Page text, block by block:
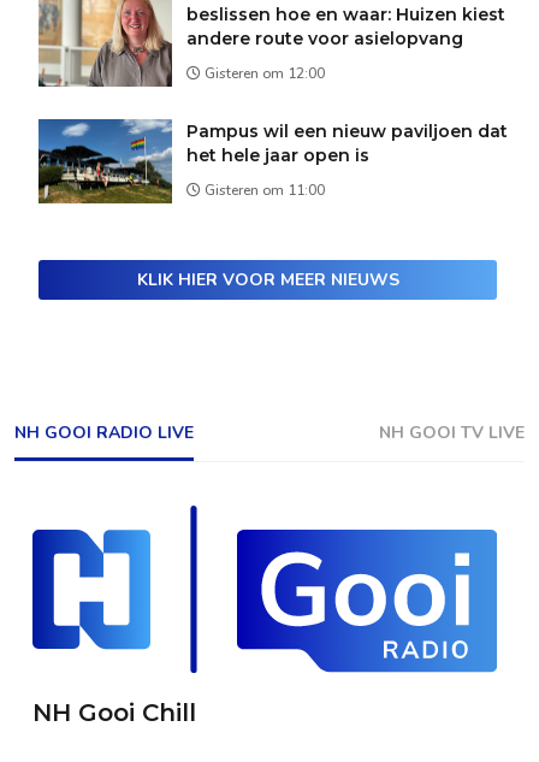
beslissen hoe en waar: Huizen kiest
andere route voor asielopvang
Gisteren om 12:00
Pampus wil een nieuw paviljoen dat
het hele jaar open is
Gisteren om 11:00
KLIK HIER VOOR MEER NIEUWS
NH GOOI RADIO LIVE NH GOOI TV LIVE
NH Gooi Chill